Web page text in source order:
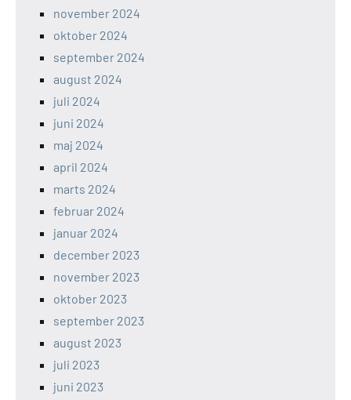
november 2024
oktober 2024
september 2024
august 2024
juli 2024
juni 2024
maj 2024
april 2024
marts 2024
februar 2024
januar 2024
december 2023
november 2023
oktober 2023
september 2023
august 2023
juli 2023
juni 2023